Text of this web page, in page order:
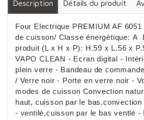
Description Détails du produit
Four Electrique PREMIUM AF
de cuisson/ Classe énergétique: A
produit (L x H x P): H.59 x L.56 x
VAPO CLEAN - Ecran digital -
plein verre - Bandeau de
/ Verre noir - Porte en verre noir -
modes de cuisson Convection
haut, cuisson par le bas,convection
- ventilé,cuisson par le bas ventlé -